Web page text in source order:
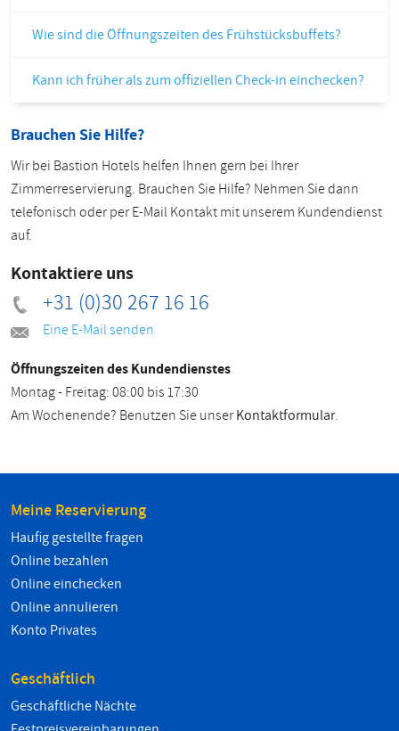
Wie sind die Öffnungszeiten des Frühstücksbuffets?
Kann ich früher als zum offiziellen Check-in einchecken?
Brauchen Sie Hilfe?
Wir bei Bastion Hotels helfen Ihnen gern bei Ihrer
Zimmerreservierung. Brauchen Sie Hilfe? Nehmen Sie dann
telefonisch oder per E-Mail Kontakt mit unserem Kundendienst
auf.
Kontaktiere uns
+31 (0)30 267 16 16
Eine E-Mail senden
Öffnungszeiten des Kundendienstes
Montag - Freitag: 08:00 bis 17:30
Am Wochenende? Benutzen Sie unserKontaktformular.
Meine Reservierung
Haufig gestellte fragen
Online bezahlen
Online einchecken
Online annulieren
Konto Privates
Geschäftlich
Geschäftliche Nächte